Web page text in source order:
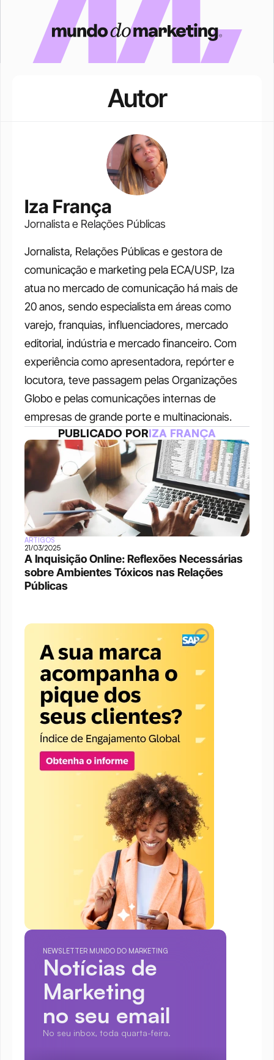
Autor
Iza França
Jornalista e Relações Públicas
Jornalista, Relações Públicas e gestora de
comunicação e marketing pela ECA/USP, Iza
atua no mercado de comunicação há mais de
20 anos, sendo especialista em áreas como
varejo, franquias, influenciadores, mercado
editorial, indústria e mercado financeiro. Com
experiência como apresentadora, repórter e
locutora, teve passagem pelas Organizações
Globo e pelas comunicações internas de
empresas de grande porte e multinacionais.
PUBLICADO PORIZA FRANÇA
ARTIGOS
21/03/2025
A Inquisição Online: Reflexões Necessárias
sobre Ambientes Tóxicos nas Relações
Públicas
NEWSLETTER MUNDO DO MARKETING
Notícias de
Marketing
no seu email
No seu inbox, toda quarta-feira.